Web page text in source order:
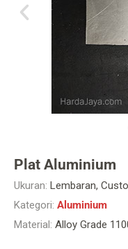
Plat Aluminium
Ukuran: Lembaran,
Kategori: Aluminium
Material: Alloy Grade